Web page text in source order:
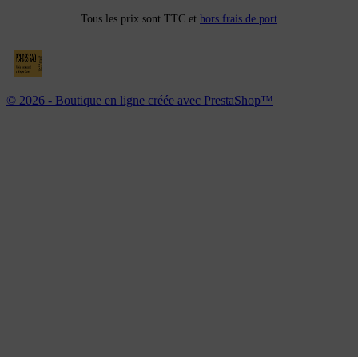
Tous les prix sont TTC et hors frais de port
© 2026 - Boutique en ligne créée avec PrestaShop™